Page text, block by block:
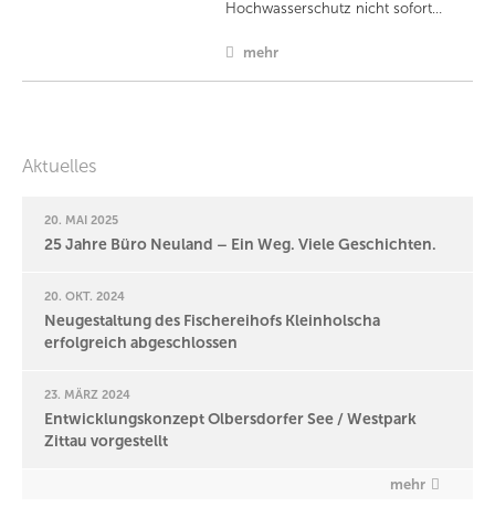
Hochwasserschutz nicht sofort…
mehr
Aktuelles
20. MAI 2025
25 Jahre Büro Neuland – Ein Weg. Viele Geschichten.
20. OKT. 2024
Neugestaltung des Fischereihofs Kleinholscha
erfolgreich abgeschlossen
23. MÄRZ 2024
Entwicklungskonzept Olbersdorfer See / Westpark
Zittau vorgestellt
mehr